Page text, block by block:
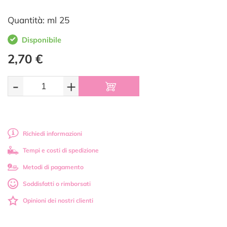
Quantità: ml 25
Disponibile
2,70 €
- +
Richiedi informazioni
Tempi e costi di spedizione
Metodi di pagamento
Soddisfatti o rimborsati
Opinioni dei nostri clienti